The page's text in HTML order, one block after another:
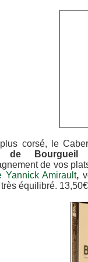
corsé, le
de
de vos
Yannick Amirault,
équilibré. 13,50€